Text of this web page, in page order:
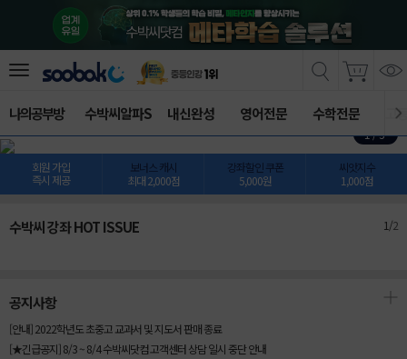
나의공부방 수박씨알파S 내신완성 영어전문 수학전문
1/3
회원 가입
즉시 제공
보너스 캐시
최대 2,000점
강좌할인 쿠폰
5,000원
씨앗지수
1,000점
수박씨 강좌 HOT ISSUE 1/2
공지사항
[안내] 2022학년도 초중고 교과서 및 지도서 판매 종료
[★긴급공지] 8/3 ~ 8/4 수박씨닷컴 고객센터 상담 일시 중단 안내